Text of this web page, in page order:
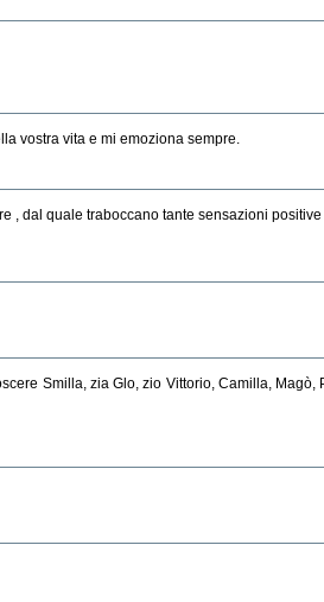
vostra vita e mi emoziona sempre.
, dal quale traboccano tante sensazioni
Smilla, zia Glo, zio Vittorio, Camilla, Magò,